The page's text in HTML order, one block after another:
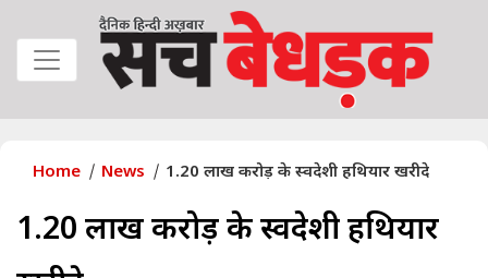
Home News 1.20 लाख करोड़ के स्वदेशी हथियार खरीदे
1.20 लाख करोड़ के स्वदेशी हथियार